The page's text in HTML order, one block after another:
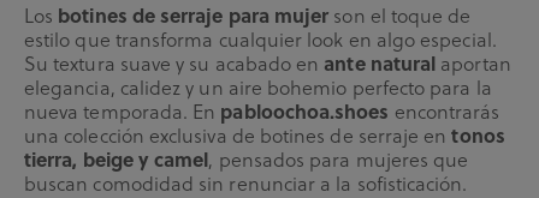
Los botines de serraje para mujer son el toque de
estilo que transforma cualquier look en algo especial.
Su textura suave y su acabado en ante natural aportan
elegancia, calidez y un aire bohemio perfecto para la
nueva temporada. En pabloochoa.shoes encontrarás
una colección exclusiva de botines de serraje entonos
tierra, beige y camel, pensados para mujeres que
buscan comodidad sin renunciar a la sofisticación.